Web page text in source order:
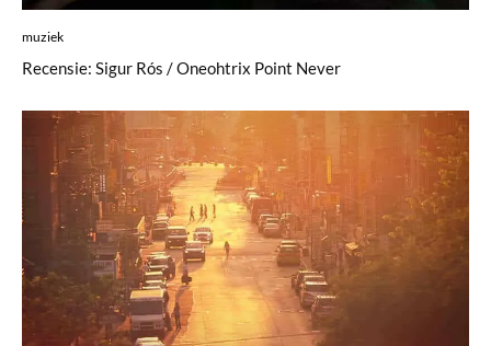
muziek
Recensie: Sigur Rós / Oneohtrix Point Never